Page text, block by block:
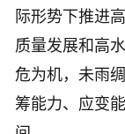
际形势下推进
质量发展和高
危为机，未雨
筹能力、应变